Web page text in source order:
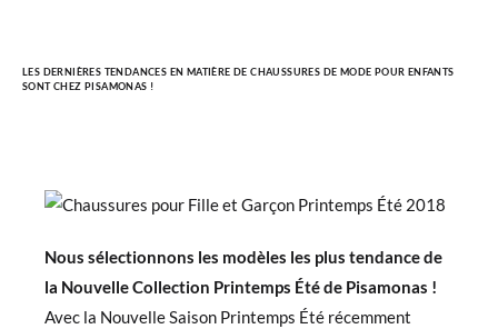
LES DERNIÈRES TENDANCES EN MATIÈRE DE CHAUSSURES DE MODE POUR ENFANTS
SONT CHEZ PISAMONAS !
Nous sélectionnons les modèles les plus tendance de
la Nouvelle Collection Printemps Été de Pisamonas !
Avec la Nouvelle Saison Printemps Été récemment